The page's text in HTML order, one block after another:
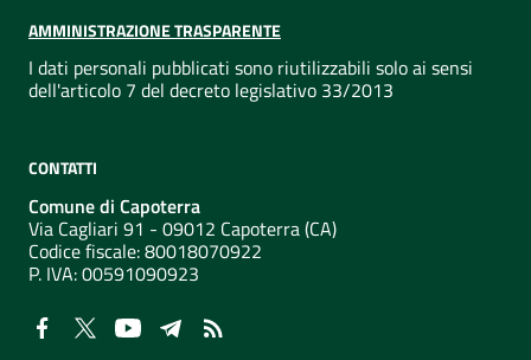
AMMINISTRAZIONE TRASPARENTE
I dati personali pubblicati sono riutilizzabili solo ai sensi
dell'articolo 7 del decreto legislativo 33/2013
CONTATTI
Comune di Capoterra
Via Cagliari 91 - 09012 Capoterra (CA)
Codice fiscale: 80018070922
P. IVA:00591090923